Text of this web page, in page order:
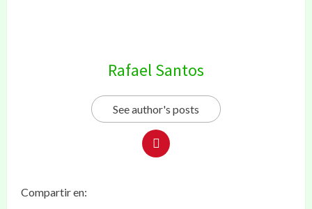
Rafael Santos
See author's posts
Compartir en: